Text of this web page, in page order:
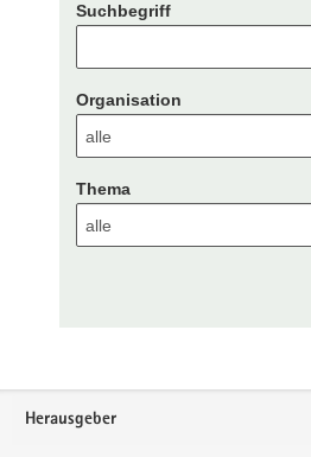
Suchbegriff
Organisation
Thema
Footer-
Herausgeber